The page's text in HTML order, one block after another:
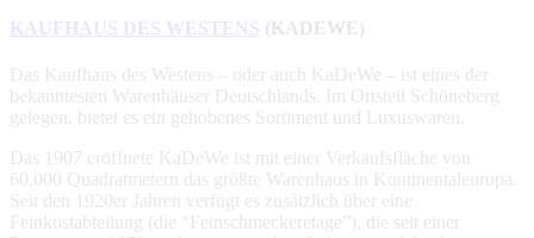
KAUFHAUS DES WESTENS (KADEWE)
Das Kaufhaus des Westens – oder auch KaDeWe – ist eines der
bekanntesten Warenhäuser Deutschlands. Im Ortsteil Schöneberg
gelegen, bietet es ein gehobenes Sortiment und Luxuswaren.
Das 1907 eröffnete KaDeWe ist mit einer Verkaufsfläche von
60.000 Quadratmetern das größte Warenhaus in Kontinentaleuropa.
Seit den 1920er Jahren verfügt es zusätzlich über eine
Feinkostabteilung (die “Feinschmeckeretage”), die seit einer